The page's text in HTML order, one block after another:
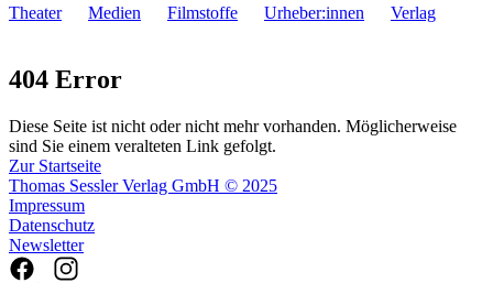
Theater Medien Filmstoffe Urheber:innen Verlag
404 Error
Diese Seite ist nicht oder nicht mehr vorhanden. Möglicherweise
sind Sie einem veralteten Link gefolgt.
Zur Startseite
Thomas Sessler Verlag GmbH © 2025
Impressum
Datenschutz
Newsletter